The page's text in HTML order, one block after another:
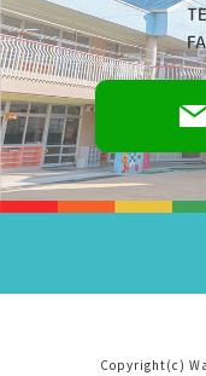
Copyright(c)